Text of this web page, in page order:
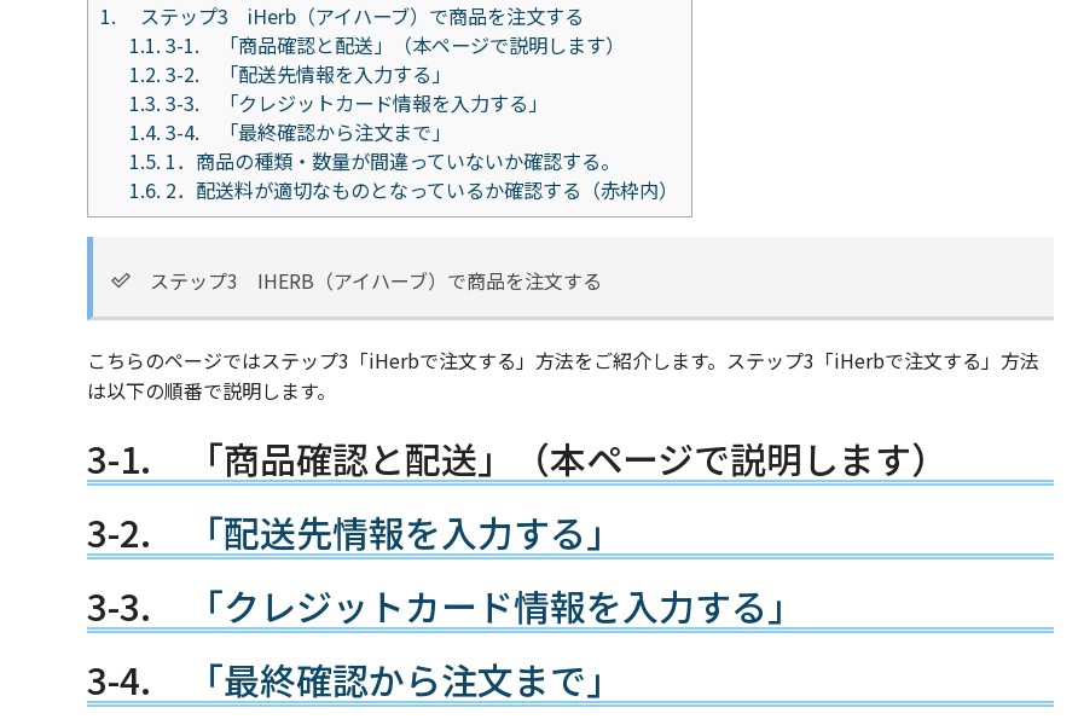
1. ステップ3 iHerb（アイハーブ）で商品を注文する
1.1. 3-1. 「商品確認と配送」（本ページで説明します）
1.2. 3-2. 「配送先情報を入力する」
1.3. 3-3. 「クレジットカード情報を入力する」
1.4. 3-4. 「最終確認から注文まで」
1.5. 1．商品の種類・数量が間違っていないか確認する。
1.6. 2．配送料が適切なものとなっているか確認する（赤枠内）
ステップ3 IHERB（アイハーブ）で商品を注文する
こちらのページではステップ3「iHerbで注文する」方法をご紹介します。ステップ3「iHerbで注文する」方法
は以下の順番で説明します。
3-1. 「商品確認と配送」（本ページで説明します）
3-2.
「配送先情報を入力する」
3-3.
「クレジットカード情報を入力する」
3-4.
「最終確認から注文まで」